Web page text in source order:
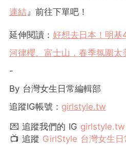
連結』前往下單吧！
延伸閱讀： 好想去日本！明基
河律櫻、富士山，春季氛圍
-
By 台灣女生日常編輯部
追蹤IG帳號： girlstyle.tw
💌 追蹤我們的 IG girlstyle.tw
📺 追蹤 GirlStyle 台灣女生